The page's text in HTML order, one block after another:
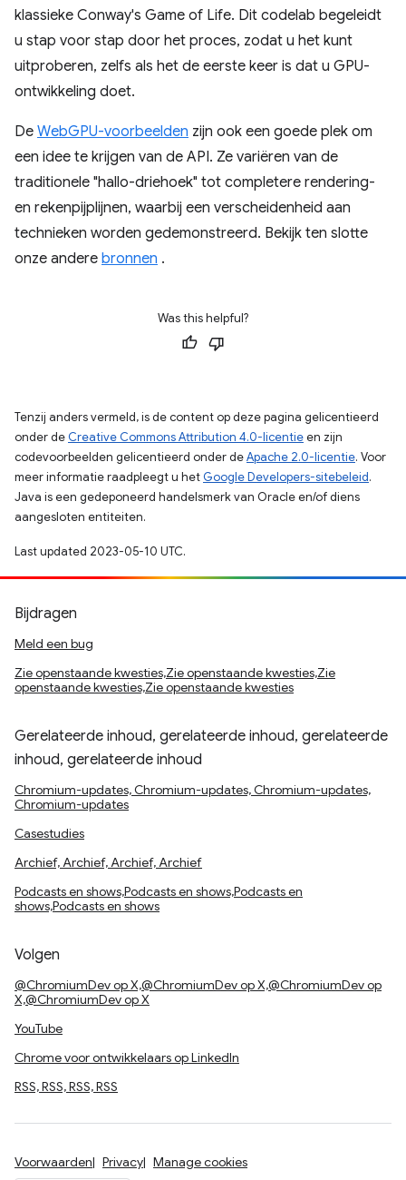
klassieke Conway's Game of Life. Dit codelab begeleidt
u stap voor stap door het proces, zodat u het kunt
uitproberen, zelfs als het de eerste keer is dat u GPU-
ontwikkeling doet.
De WebGPU-voorbeelden zijn ook een goede plek om
een ​​idee te krijgen van de API. Ze variëren van de
traditionele "hallo-driehoek" tot completere rendering-
en rekenpijplijnen, waarbij een verscheidenheid aan
technieken worden gedemonstreerd. Bekijk ten slotte
onze andere bronnen .
Was this helpful?
Tenzij anders vermeld, is de content op deze pagina gelicentieerd
onder de Creative Commons Attribution 4.0-licentieen zijn
codevoorbeelden gelicentieerd onder deApache 2.0-licentie. Voor
meer informatie raadpleegt u het Google Developers-sitebeleid.
Java is een gedeponeerd handelsmerk van Oracle en/of diens
aangesloten entiteiten.
Last updated 2023-05-10 UTC.
Bijdragen
Meld een bug
Zie openstaande kwesties,Zie openstaande kwesties,Zie
openstaande kwesties,Zie openstaande kwesties
Gerelateerde inhoud, gerelateerde inhoud, gerelateerde
inhoud, gerelateerde inhoud
Chromium-updates, Chromium-updates, Chromium-updates,
Chromium-updates
Casestudies
Archief, Archief, Archief, Archief
Podcasts en shows,Podcasts en shows,Podcasts en
shows,Podcasts en shows
Volgen
@ChromiumDev op X,@ChromiumDev op X,@ChromiumDev op
X,@ChromiumDev op X
YouTube
Chrome voor ontwikkelaars op LinkedIn
RSS, RSS, RSS, RSS
Voorwaarden Privacy Manage cookies